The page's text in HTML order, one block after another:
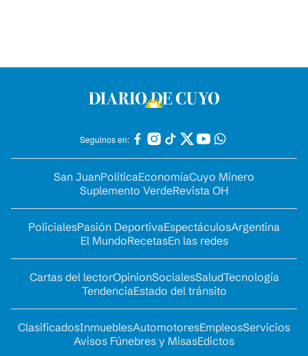
Seguinos en:
San JuanPolíticaEconomíaCuyo Minero
Suplemento VerdeRevista OH
PolicialesPasión DeportivaEspectáculosArgentina
El MundoRecetasEn las redes
Cartas del lectorOpinionSocialesSaludTecnología
TendenciaEstado del tránsito
ClasificadosInmueblesAutomotoresEmpleosServicios
Avisos Fúnebres y MisasEdictos